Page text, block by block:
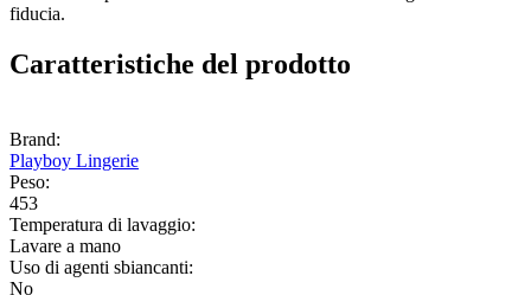
fiducia.
Caratteristiche del prodotto
Brand:
Playboy Lingerie
Peso:
453
Temperatura di lavaggio:
Lavare a mano
Uso di agenti sbiancanti:
No